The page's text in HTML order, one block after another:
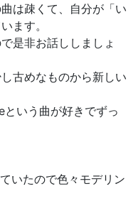
は疎くて、自分が「い
ます。
是非お話ししましょ
古めなものから新しい
いう曲が好きでずっ
いたので色々モデリン